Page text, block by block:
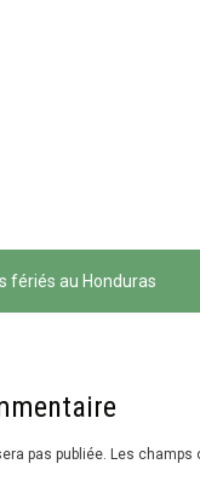
fériés au Honduras
pas publiée. Les champs